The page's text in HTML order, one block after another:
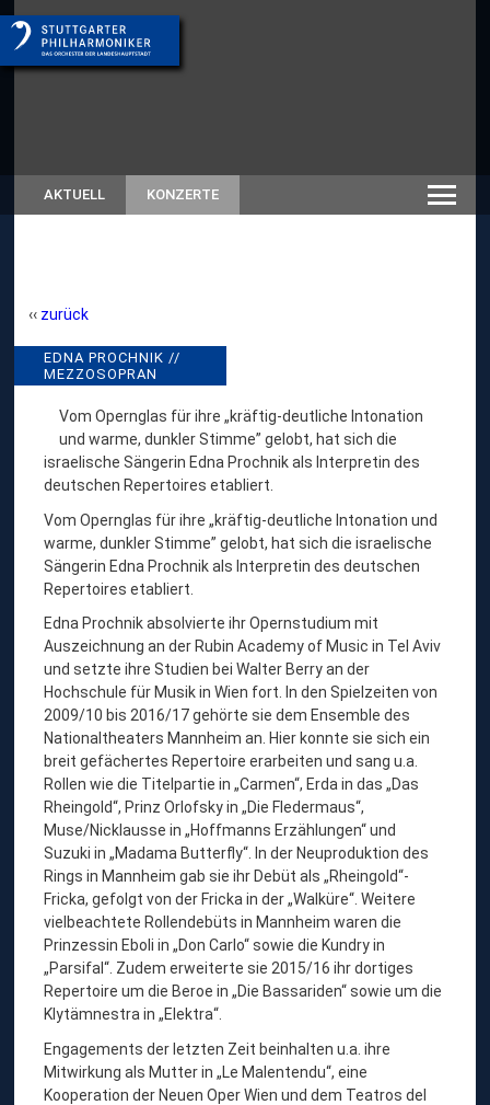
AKTUELL KONZERTE
zurück
E
D
N
A
P
R
O
C
H
N
I
K
,
M
E
Z
Z
O
S
O
P
R
A
N
EDNA PROCHNIK //
MEZZOSOPRAN
Vom Opernglas für ihre „kräftig-deutliche Intonation
und warme, dunkler Stimme” gelobt, hat sich die
israelische Sängerin Edna Prochnik als Interpretin des
deutschen Repertoires etabliert.
Vom Opernglas für ihre „kräftig-deutliche Intonation und
warme, dunkler Stimme” gelobt, hat sich die israelische
Sängerin Edna Prochnik als Interpretin des deutschen
Repertoires etabliert.
Edna Prochnik absolvierte ihr Opernstudium mit
Auszeichnung an der Rubin Academy of Music in Tel Aviv
und setzte ihre Studien bei Walter Berry an der
Hochschule für Musik in Wien fort. In den Spielzeiten von
2009/10 bis 2016/17 gehörte sie dem Ensemble des
Nationaltheaters Mannheim an. Hier konnte sie sich ein
breit gefächertes Repertoire erarbeiten und sang u.a.
Rollen wie die Titelpartie in „Carmen“, Erda in das „Das
Rheingold“, Prinz Orlofsky in „Die Fledermaus“,
Muse/Nicklausse in „Hoffmanns Erzählungen“ und
Suzuki in „Madama Butterfly“. In der Neuproduktion des
Rings in Mannheim gab sie ihr Debüt als „Rheingold“-
Fricka, gefolgt von der Fricka in der „Walküre“. Weitere
vielbeachtete Rollendebüts in Mannheim waren die
Prinzessin Eboli in „Don Carlo“ sowie die Kundry in
„Parsifal“. Zudem erweiterte sie 2015/16 ihr dortiges
Repertoire um die Beroe in „Die Bassariden“ sowie um die
Klytämnestra in „Elektra“.
Engagements der letzten Zeit beinhalten u.a. ihre
Mitwirkung als Mutter in „Le Malentendu“, eine
Kooperation der Neuen Oper Wien und dem Teatros del